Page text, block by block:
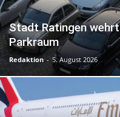
Stadt Ratingen
Parkraum
Redaktion - 5. August 2026